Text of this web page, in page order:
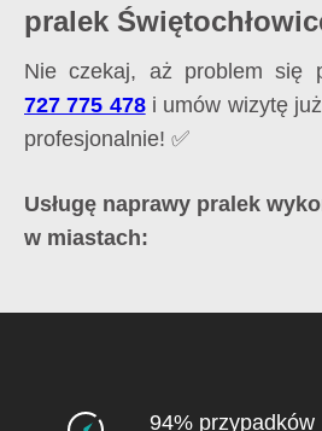
pralek
Nie czekaj, aż problem się
727 775 478i umów wizytę
profesjonalnie! ✅
Usługę naprawy pralek
w miastach:
94% przypadków